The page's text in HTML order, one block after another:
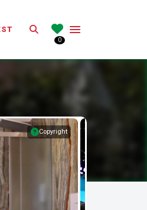
Search
0
Copyright